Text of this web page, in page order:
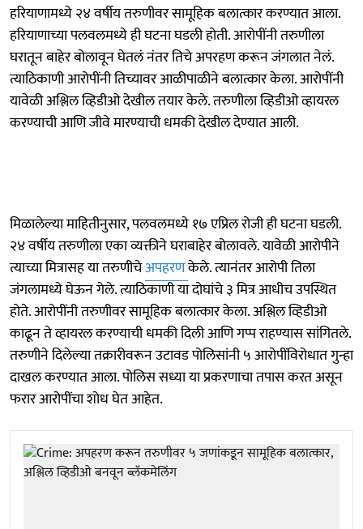
हरियाणामध्ये २४ वर्षीय तरुणीवर सामूहिक बलात्कार करण्यात आला.
हरियाणाच्या पलवलमध्ये ही घटना घडली होती. आरोपींनी तरुणीला
घरातून बाहेर बोलावून घेतलं नंतर तिचे अपरहण करून जंगलात नेलं.
त्याठिकाणी आरोपींनी तिच्यावर आळीपाळीने बलात्कार केला. आरोपींनी
यावेळी अश्लिल व्हिडीओ देखील तयार केले. तरुणीला व्हिडीओ व्हायरल
करण्याची आणि जीवे मारण्याची धमकी देखील देण्यात आली.
मिळालेल्या माहितीनुसार, पलवलमध्ये १७ एप्रिल रोजी ही घटना घडली.
२४ वर्षीय तरुणीला एका व्यक्तीने घराबाहेर बोलावले. यावेळी आरोपीने
त्याच्या मित्रासह या तरुणीचेअपहरणकेले. त्यानंतर आरोपी तिला
जंगलामध्ये घेऊन गेले. त्याठिकाणी या दोघांचे ३ मित्र आधीच उपस्थित
होते. आरोपींनी तरुणीवर सामूहिक बलात्कार केला. अश्लिल व्हिडीओ
काढून ते व्हायरल करण्याची धमकी दिली आणि गप्प राहण्यास सांगितले.
तरुणीने दिलेल्या तक्रारीवरून उटावड पोलिसांनी ५ आरोपींविरोधात गुन्हा
दाखल करण्यात आला. पोलिस सध्या या प्रकरणाचा तपास करत असून
फरार आरोपींचा शोध घेत आहेत.